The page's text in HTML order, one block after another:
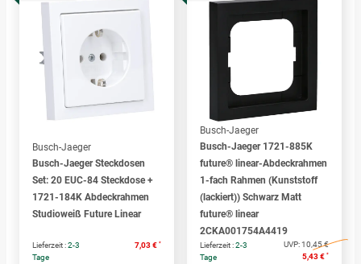
Busch-Jaeger
Busch-Jaeger Steckdosen
Set: 20 EUC-84 Steckdose +
1721-184K Abdeckrahmen
Studioweiß Future Linear
Lieferzeit :2-3
Tage
7,03 € *
Busch-Jaeger
Busch-Jaeger 1721-885K
future® linear-Abdeckrahmen
1-fach Rahmen (Kunststoff
(lackiert)) Schwarz Matt
future® linear
2CKA001754A4419
Lieferzeit :2-3
Tage
UVP:10,45 €
5,43 € *